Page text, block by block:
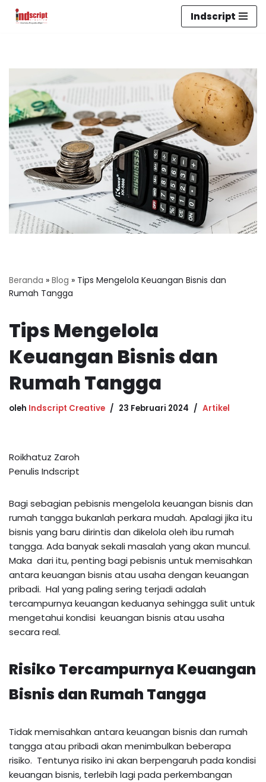
Indscript
Beranda » Blog » Tips Mengelola Keuangan Bisnis dan
Rumah Tangga
Tips Mengelola
Keuangan Bisnis dan
Rumah Tangga
oleh Indscript Creative 23 Februari 2024 Artikel
Roikhatuz Zaroh
Penulis Indscript
Bagi sebagian pebisnis mengelola keuangan bisnis dan
rumah tangga bukanlah perkara mudah. Apalagi jika itu
bisnis yang baru dirintis dan dikelola oleh ibu rumah
tangga. Ada banyak sekali masalah yang akan muncul.
Maka dari itu, penting bagi pebisnis untuk memisahkan
antara keuangan bisnis atau usaha dengan keuangan
pribadi. Hal yang paling sering terjadi adalah
tercampurnya keuangan keduanya sehingga sulit untuk
mengetahui kondisi keuangan bisnis atau usaha
secara real.
Risiko Tercampurnya Keuangan
Bisnis dan Rumah Tangga
Tidak memisahkan antara keuangan bisnis dan rumah
tangga atau pribadi akan menimbulkan beberapa
risiko. Tentunya risiko ini akan berpengaruh pada kondisi
keuangan bisnis, terlebih lagi pada perkembangan